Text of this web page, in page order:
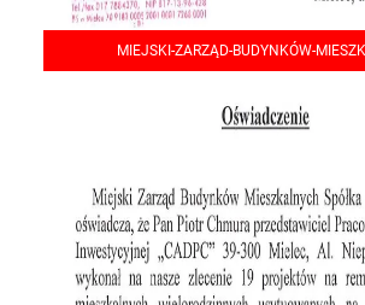
MIEJSKI-ZARZĄD-BUDYNKÓW-